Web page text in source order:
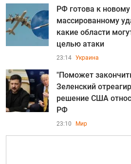
РФ готова к новому
массированному
какие области
целью атаки
23:14 Украина
"Поможет
Зеленский
решение США
РФ
23:10 Мир